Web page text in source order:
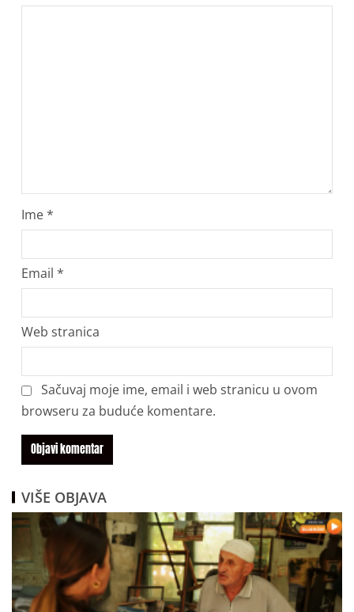
Ime*
Email *
Web stranica
Sačuvaj moje ime, email i web stranicu u ovom
browseru za buduće komentare.
VIŠE OBJAVA